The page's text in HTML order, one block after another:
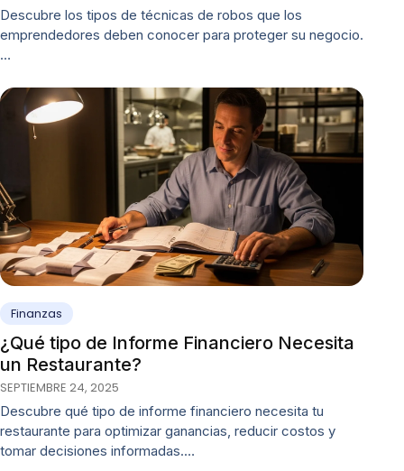
Descubre los tipos de técnicas de robos que los
emprendedores deben conocer para proteger su negocio.
…
Finanzas
¿Qué tipo de Informe Financiero Necesita
un Restaurante?
SEPTIEMBRE 24, 2025
Descubre qué tipo de informe financiero necesita tu
restaurante para optimizar ganancias, reducir costos y
tomar decisiones informadas.…